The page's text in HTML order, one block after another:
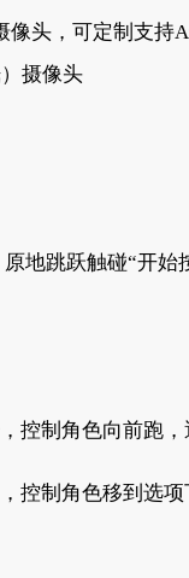
像头，可定制支持
摄像头
地跳跃触碰“开始
控制角色向前跑
控制角色移到选项